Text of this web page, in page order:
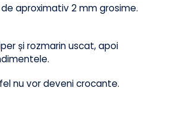
de aproximativ 2 mm grosime.
piper și rozmarin uscat, apoi